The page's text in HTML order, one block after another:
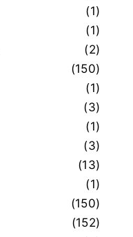
(1)
(1)
(2)
(150)
(1)
(3)
(1)
(3)
(13)
(1)
(150)
(152)